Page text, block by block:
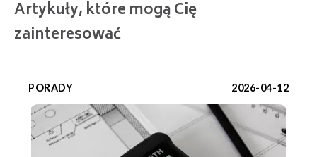
Artykuły, które mogą Cię
zainteresować
PORADY 2026-04-12